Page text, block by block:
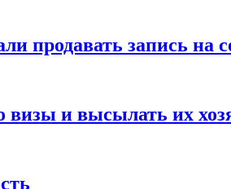
продавать запись на
визы и высылать их